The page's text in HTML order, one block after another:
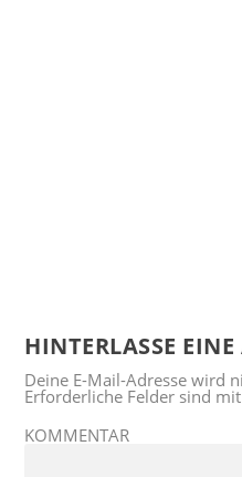
HINTERLASSE
Deine E-Mail-Adresse wird
Erforderliche Felder sind
KOMMENTAR